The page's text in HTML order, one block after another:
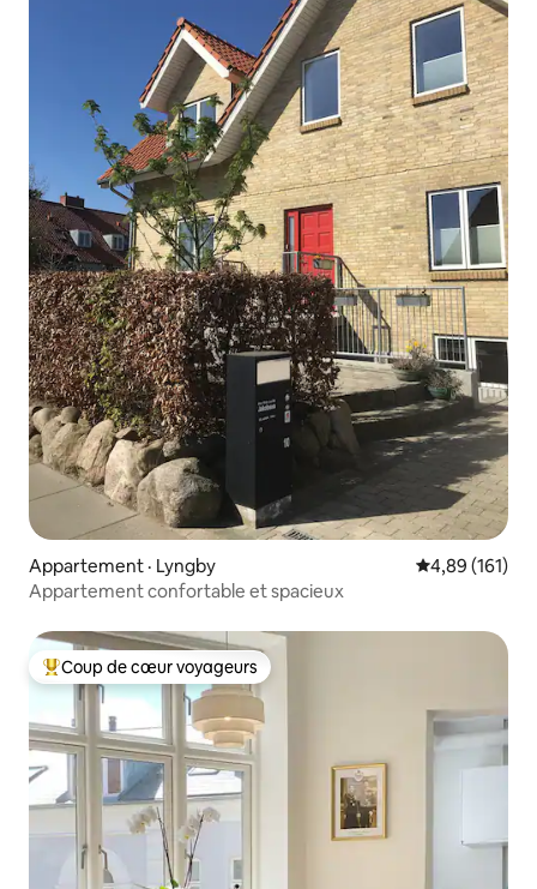
Appartement · Lyngby Note
4,89 (161)
Appartement confortable et spacieux
Coup de cœur voyageurs parmi les plus aimés
Coup de cœur voyageurs